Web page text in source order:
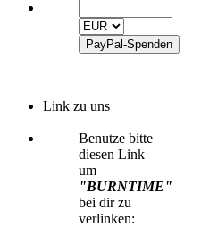
Link zu uns
Benutze bitte
diesen Link
um
"BURNTIME"
bei dir zu
verlinken: